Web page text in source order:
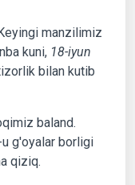
manzilimiz
kuni, 18-iyun
bilan kutib
baland.
g'oyalar borligi
qiziq.